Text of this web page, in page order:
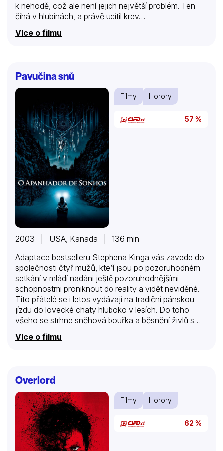
k nehodě, což ale není jejich největší problém. Ten
číhá v hlubinách, a právě ucítil krev…
Více o filmu
Pavučina snů
Filmy Horory
57 %
2003 | USA, Kanada | 136 min
Adaptace bestselleru Stephena Kinga vás zavede do
společnosti čtyř mužů, kteří jsou po pozoruhodném
setkání v mládí nadáni ještě pozoruhodnějšími
schopnostmi proniknout do reality a vidět neviděné.
Tito přátelé se i letos vydávají na tradiční pánskou
jízdu do lovecké chaty hluboko v lesích. Do toho
všeho se strhne sněhová bouřka a běsnění živlů s
nebezpečí, než byla všechna předešlá. Objeví se
Více o filmu
Overlord
Filmy Horory
62 %